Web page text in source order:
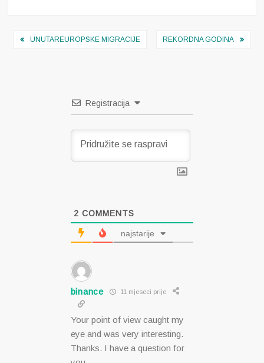
Navigacija
UNUTAREUROPSKE MIGRACIJE REKORDNA GODINA
Registracija
2 COMMENTS
najstarije
binance 11 mjeseci prije
Your point of view caught my
eye and was very interesting.
Thanks. I have a question for